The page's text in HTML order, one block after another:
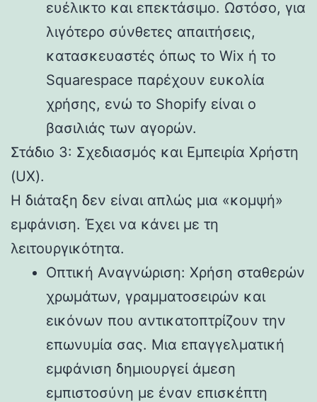
ευέλικτο και επεκτάσιμο. Ωστόσο, για
λιγότερο σύνθετες απαιτήσεις,
κατασκευαστές όπως το Wix ή το
Squarespace παρέχουν ευκολία
χρήσης, ενώ το Shopify είναι ο
βασιλιάς των αγορών.
Στάδιο 3: Σχεδιασμός και Εμπειρία Χρήστη
(UX).
Η ​​διάταξη δεν είναι απλώς μια «κομψή»
εμφάνιση. Έχει να κάνει με τη
λειτουργικότητα.
Οπτική Αναγνώριση: Χρήση σταθερών
χρωμάτων, γραμματοσειρών και
εικόνων που αντικατοπτρίζουν την
επωνυμία σας. Μια επαγγελματική
εμφάνιση δημιουργεί άμεση
εμπιστοσύνη με έναν επισκέπτη